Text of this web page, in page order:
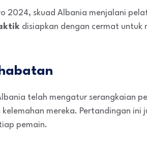
2024, skuad Albania menjalani
disiapkan dengan cermat untuk
telah mengatur serangkaian
mereka. Pertandingan
pemain.